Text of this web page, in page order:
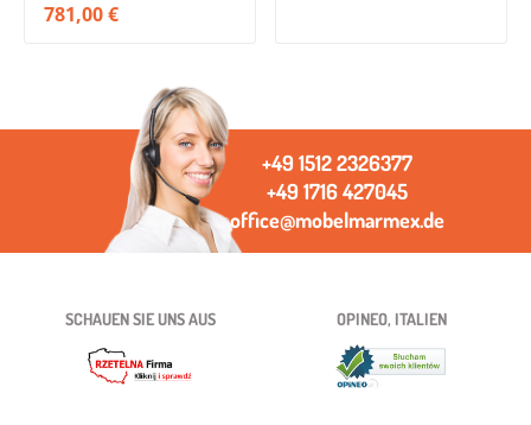
781,00 €
+49 1512 2326377
+49 1716 427045
office@mobelmarmex.de
SCHAUEN SIE UNS AUS OPINEO, ITALIEN